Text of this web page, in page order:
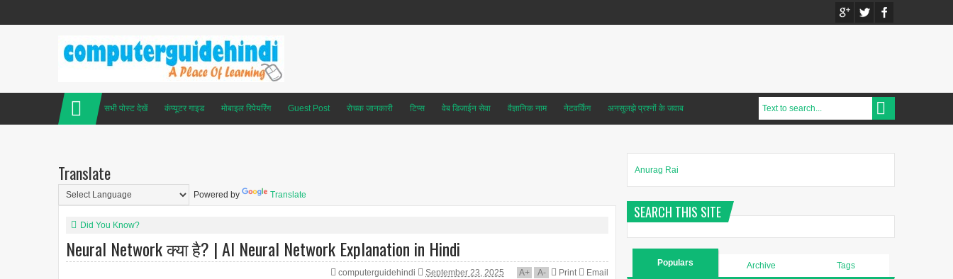
सभी पोस्ट देखें कंप्यूटर गाइड मोबाइल रिपेयरिंग Guest Post रोचक जानकारी टिप्स वेब डिजाईन सेवा वैज्ञानिक नाम नेटवर्किंग अनसुलझे प्रश्नों के जवाब
Translate
Powered by Translate
Did You Know?
Neural Network क्या है? | AI Neural Network Explanation in Hindi
computerguidehindi September 23, 2025 A+ A- Print Email
Anurag Rai
SEARCH THIS SITE
Populars Archive Tags